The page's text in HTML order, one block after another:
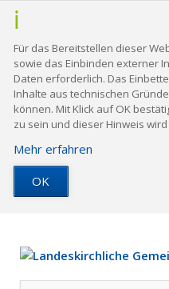
Für das Bereitstellen dieser
sowie das Einbinden externer
Daten erforderlich. Das
Inhalte aus technischen
können. Mit Klick auf OK
zu sein und dieser Hinweis
Mehr erfahren
OK